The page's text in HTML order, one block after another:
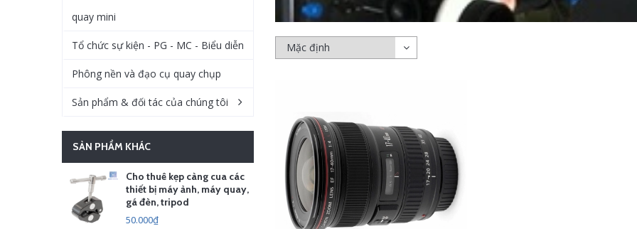
quay mini
Tổ chức sự kiện - PG - MC - Biểu diễn
Phông nền và đạo cụ quay chụp
Sản phẩm & đối tác của chúng tôi
SẢN PHẨM KHÁC
Cho thuê kẹp càng cua các
thiết bị máy ảnh, máy quay,
gá đèn, tripod
50.000₫